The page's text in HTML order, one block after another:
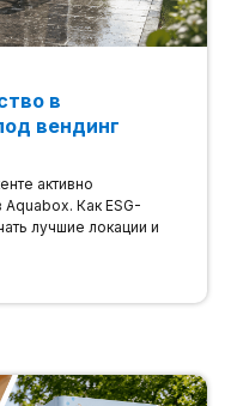
в
вендинг
активно
Как ESG-
лучшие локации и